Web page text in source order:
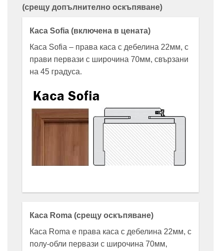
(срещу допълнително оскъпяване)
Каса Sofia (включена в цената)
Каса Sofia – права каса с дебелина 22мм, с
прави первази с широчина 70мм, свързани
на 45 градуса.
Каса Roma (срещу оскъпяване)
Каса Roma е права каса с дебелина 22мм, с
полу-обли первази с широчина 70мм,